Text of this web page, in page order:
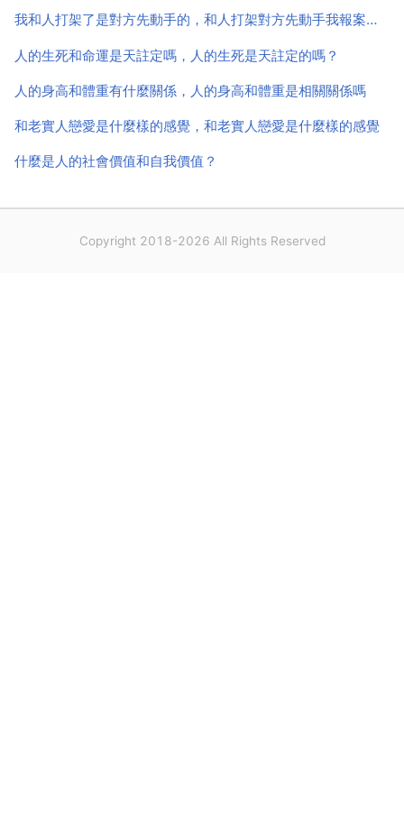
我和人打架了是對方先動手的，和人打架對方先動手我報案了都受傷了該怎麼處
人的生死和命運是天註定嗎，人的生死是天註定的嗎？
人的身高和體重有什麼關係，人的身高和體重是相關關係嗎
和老實人戀愛是什麼樣的感覺，和老實人戀愛是什麼樣的感覺
什麼是人的社會價值和自我價值？
Copyright 2018-2026 All Rights Reserved